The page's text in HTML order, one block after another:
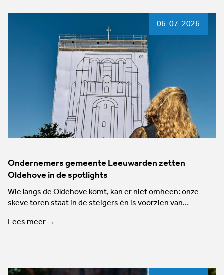
06-07-2026
Ondernemers gemeente Leeuwarden zetten
Oldehove in de spotlights
Wie langs de Oldehove komt, kan er niet omheen: onze
skeve toren staat in de steigers én is voorzien van…
Lees meer →